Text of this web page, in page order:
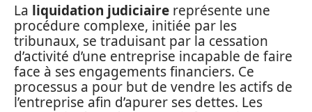
La liquidation judiciaire représente une
procédure complexe, initiée par les
tribunaux, se traduisant par la cessation
d’activité d’une entreprise incapable de faire
face à ses engagements financiers. Ce
processus a pour but de vendre les actifs de
l’entreprise afin d’apurer ses dettes. Les